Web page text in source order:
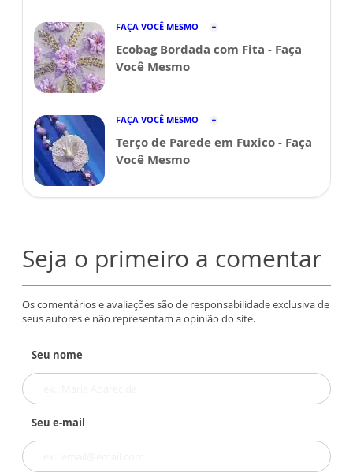
FAÇA VOCÊ MESMO
Ecobag Bordada com Fita - Faça
Você Mesmo
FAÇA VOCÊ MESMO
Terço de Parede em Fuxico - Faça
Você Mesmo
Seja o primeiro a comentar
Os comentários e avaliações são de responsabilidade exclusiva de
seus autores e não representam a opinião do site.
Seu nome
Seu e-mail